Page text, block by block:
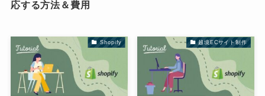
応する方法＆費用
Shopify 越境ECサイト制作